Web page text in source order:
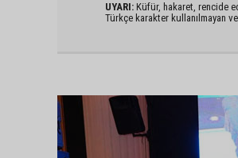
UYARI: Küfür, hakaret, rencide
Türkçe karakter kullanılmayan